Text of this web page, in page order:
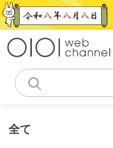
コ
ン
全て